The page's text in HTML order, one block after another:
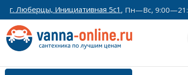
г. Люберцы, Инициативная 5с1 , Пн—Вс,